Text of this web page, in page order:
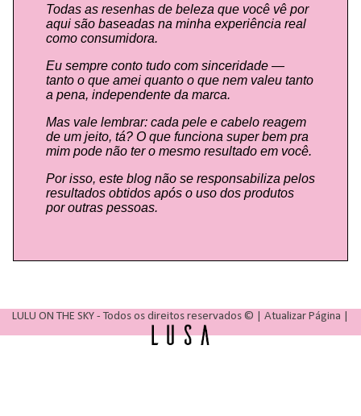
Todas as resenhas de beleza que você vê por
aqui são baseadas na minha experiência real
como consumidora.
Eu sempre conto tudo com sinceridade —
tanto o que amei quanto o que nem valeu tanto
a pena, independente da marca.
Mas vale lembrar: cada pele e cabelo reagem
de um jeito, tá? O que funciona super bem pra
mim pode não ter o mesmo resultado em você.
Por isso, este blog não se responsabiliza pelos
resultados obtidos após o uso dos produtos
por outras pessoas.
LULU ON THE SKY - Todos os direitos reservados © | Atualizar Página